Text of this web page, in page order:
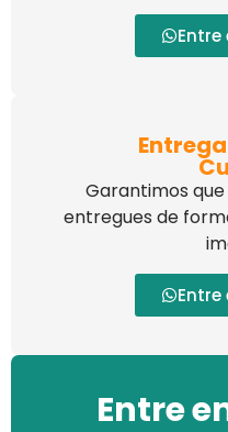
Garantimos
entregues de
Entre